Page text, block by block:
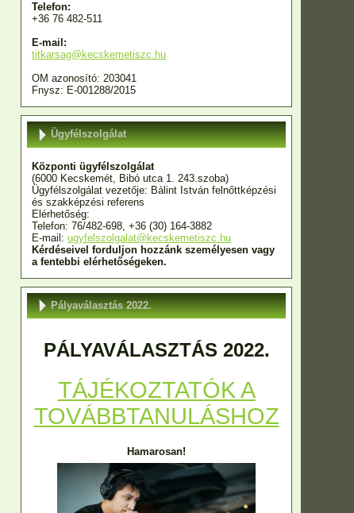
Telefon:
+36 76 482-511
E-mail:
titkarsag@kecskemetiszc.hu
OM azonosító: 203041
Fnysz: E-001288/2015
Ügyfélszolgálat
Központi ügyfélszolgálat
(6000 Kecskemét, Bibó utca 1. 243.szoba)
Ügyfélszolgálat vezetője: Bálint István felnőttképzési
és szakképzési referens
Elérhetőség:
Telefon: 76/482-698, +36 (30) 164-3882
E-mail:ugyfelszolgalat@kecskemetiszc.hu
Kérdéseivel forduljon hozzánk személyesen vagy
a fentebbi elérhetőségeken.
Pályaválasztás 2022.
PÁLYAVÁLASZTÁS 2022.
TÁJÉKOZTATÓK A
TOVÁBBTANULÁSHOZ
Hamarosan!